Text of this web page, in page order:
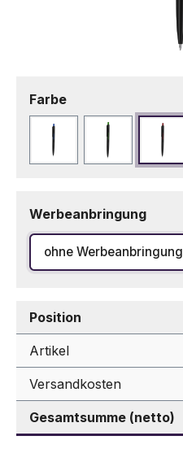
Farbeauswählen
Blau Grün Rot
Werbeanbringung
ohne Werbeanbringung
Position
Artikel
Versandkosten
Gesamtsumme (netto)